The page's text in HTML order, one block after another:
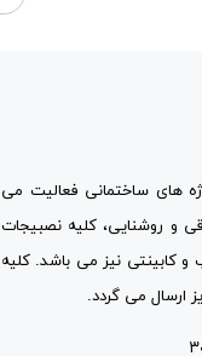
های ساختمانی فعالیت می
و روشنایی، کلیه نصبیجات
کابینتی نیز می باشد. کلیه
ارسال می گردد.